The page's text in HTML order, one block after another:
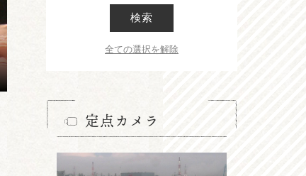
検索
全ての選択を解除
定点カメラ